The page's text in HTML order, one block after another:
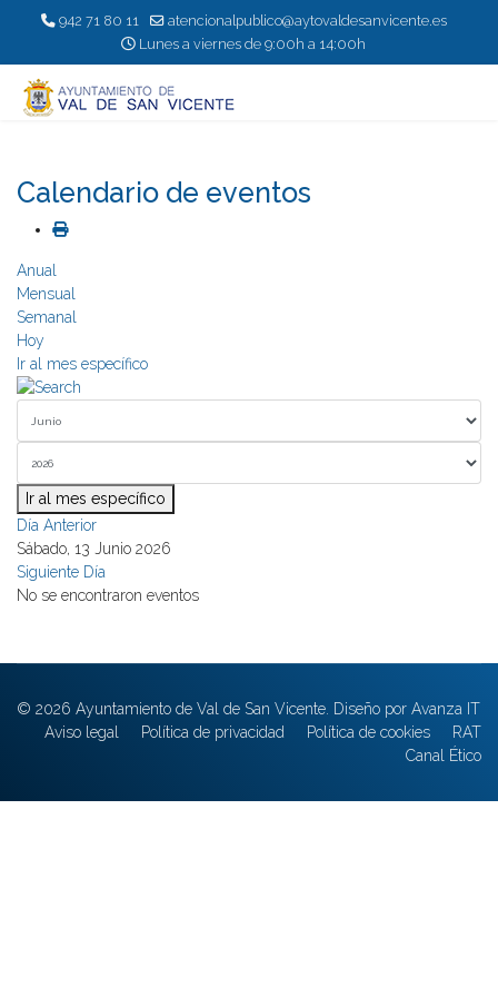
942 71 80 11
atencionalpublico@aytovaldesanvicente.es
Lunes a viernes de 9:00h a 14:00h
Calendario de eventos
Anual
Mensual
Semanal
Hoy
Ir al mes específico
Ir al mes específico
Día Anterior
Sábado, 13 Junio 2026
Siguiente Día
No se encontraron eventos
© 2026 Ayuntamiento de Val de San Vicente. Diseño por Avanza IT
Aviso legal
Política de privacidad Política de cookies
RAT
Canal Ético